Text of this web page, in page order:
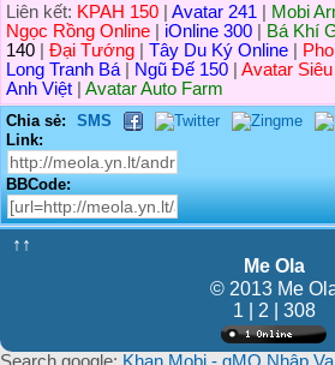
Liên kết: KPAH 150 Avatar 241 Mobi
Ngọc Rồng Online
iOnline 300 Bá Khí
140
Đại Tướng Tây Du Ký Online
Long Tranh Bá
Ngũ Đế 150 Avatar
Anh Việt
Avatar Auto Farm
Chia sẻ:
SMS
Link:
BBCode:
↑↑
Me Ola
© 2013 Me
1 | 2 | 308